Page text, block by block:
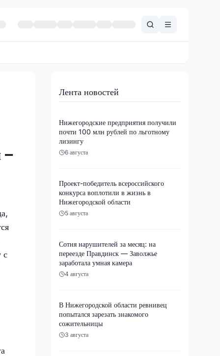
–
с
Лента новостей
Нижегородские предприятия получили
почти 100 млн рублей по льготному
лизингу
6 августа
Проект-победитель всероссийского
конкурса воплотили в жизнь в
Нижегородской области
5 августа
Сотня нарушителей за месяц: на
переезде Правдинск — Заволжье
заработала умная камера
4 августа
В Нижегородской области ревнивец
попытался зарезать знакомого
сожительницы
3 августа